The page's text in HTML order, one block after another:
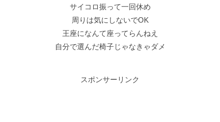
サイコロ振って一回休め
周りは気にしないでOK
王座になんて座ってらんねえ
自分で選んだ椅子じゃなきゃダメ
スポンサーリンク